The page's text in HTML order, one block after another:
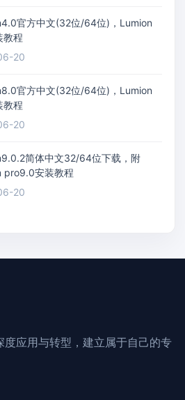
官方中文(32位/64位)，Lumion
教程
20
官方中文(32位/64位)，Lumion
教程
20
简体中文32/64位下载，附
pro9.0安装教程
20
应用与转型，建立属于自己的专